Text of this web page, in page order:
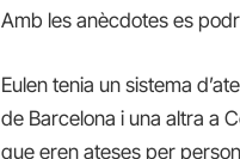
Amb les anècdotes es
Eulen tenia un sistema
de Barcelona i una altra a
que eren ateses per